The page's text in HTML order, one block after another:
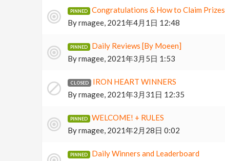
Congratulations & How to Claim Prizes
Byrmagee, 2021年4月1日 12:48
Daily Reviews [By Moeen]
Byrmagee, 2021年3月5日 1:53
IRON HEART WINNERS
Byrmagee, 2021年3月31日 12:35
WELCOME! + RULES
Byrmagee, 2021年2月28日 0:02
Daily Winners and Leaderboard